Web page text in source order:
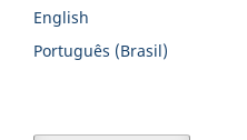
English
Português (Brasil)